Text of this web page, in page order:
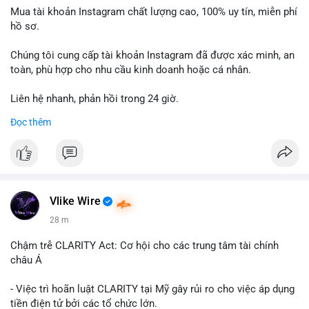
Mua tài khoản Instagram chất lượng cao, 100% uy tín, miễn phí
hồ sơ.
Chúng tôi cung cấp tài khoản Instagram đã được xác minh, an
toàn, phù hợp cho nhu cầu kinh doanh hoặc cá nhân.
Liên hệ nhanh, phản hồi trong 24 giờ.
📞 WhatsApp: +1 660 215-8938
Đọc thêm
Vlike Wire
28 m
Chậm trễ CLARITY Act: Cơ hội cho các trung tâm tài chính
châu Á
- Việc trì hoãn luật CLARITY tại Mỹ gây rủi ro cho việc áp dụng
tiền điện tử bởi các tổ chức lớn.